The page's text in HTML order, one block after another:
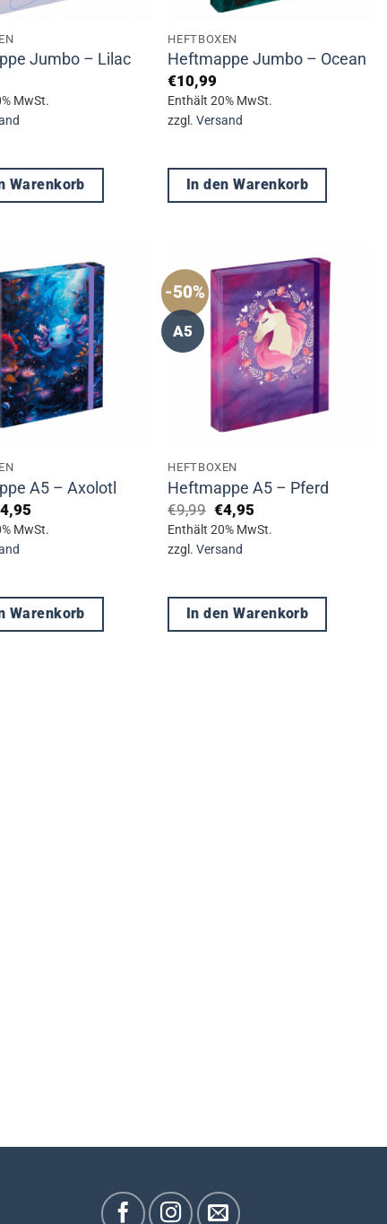
Jumbo – Lilac
MwSt.
Warenkorb
HEFTBOXEN
Heftmappe Jumbo – Ocean
€10,99
Enthält 20% MwSt.
zzgl.Versand
In den Warenkorb
A5 – Axolotl
4,95Aktueller
Preis
ist:
MwSt.
Warenkorb
-50%
A5
HEFTBOXEN
Heftmappe A5 – Pferd
€9,99 Ursprünglicher
Preis
war:
€9,99
€4,95
Preis
ist:
Enthält 20% MwSt.
zzgl.Versand
In den Warenkorb